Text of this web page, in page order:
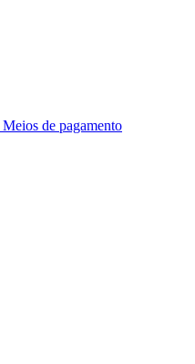
Meios de pagamento